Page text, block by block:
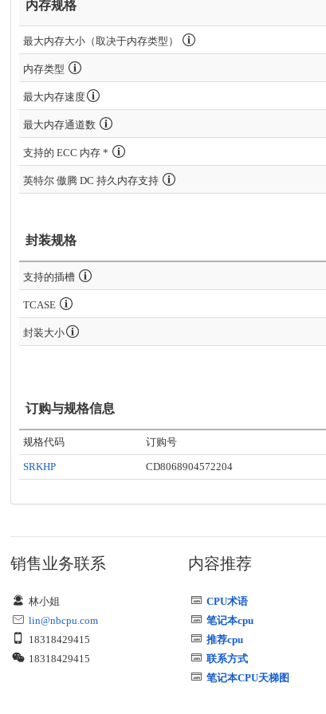
内存规格
最大内存大小（取决于内存类型）
内存类型
最大内存速度
最大内存通道数
支持的 ECC 内存 *
英特尔 傲腾 DC 持久内存支持
封装规格
支持的插槽
TCASE
封装大小
订购与规格信息
规格代码 订购号
SRKHP CD8068904572204
销售业务联系
林小姐
lin@nbcpu.com
18318429415
18318429415
内容推荐
CPU术语
笔记本cpu
推荐cpu
联系方式
笔记本CPU天梯图